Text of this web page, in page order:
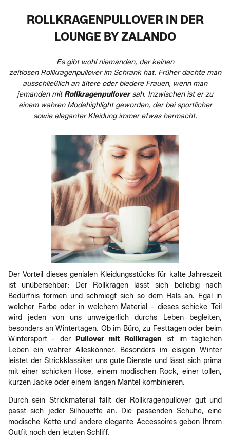
ROLLKRAGENPULLOVER IN DER
LOUNGE BY ZALANDO
Es gibt wohl niemanden, der keinen
zeitlosen Rollkragenpullover im Schrank hat. Früher dachte man
ausschließlich an ältere oder biedere Frauen, wenn man
jemanden mitRollkragenpulloversah. Inzwischen ist er zu
einem wahren Modehighlight geworden, der bei sportlicher
sowie eleganter Kleidung immer etwas hermacht.
Der Vorteil dieses genialen Kleidungsstücks für kalte Jahreszeit
ist unübersehbar: Der Rollkragen lässt sich beliebig nach
Bedürfnis formen und schmiegt sich so dem Hals an. Egal in
welcher Farbe oder in welchem Material - dieses schicke Teil
wird jeden von uns unweigerlich durchs Leben begleiten,
besonders an Wintertagen. Ob im Büro, zu Festtagen oder beim
Wintersport - der
Pullover mit Rollkragen ist im täglichen
Leben ein wahrer Alleskönner. Besonders im eisigen Winter
leistet der Strickklassiker uns gute Dienste und lässt sich prima
mit einer schicken Hose, einem modischen Rock, einer tollen,
kurzen Jacke oder einem langen Mantel kombinieren.
Durch sein Strickmaterial fällt der Rollkragenpullover gut und
passt sich jeder Silhouette an. Die passenden Schuhe, eine
modische Kette und andere elegante Accessoires geben Ihrem
Outfit noch den letzten Schliff.